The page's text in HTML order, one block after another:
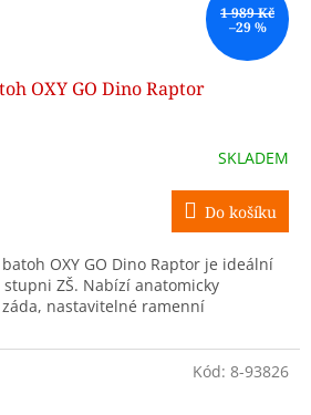
1 989 Kč
–29 %
OXY GO Dino Raptor
SKLADEM
Do košíku
OXY GO Dino Raptor je ideální
ZŠ. Nabízí anatomicky
nastavitelné ramenní
Kód: 8-93826